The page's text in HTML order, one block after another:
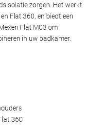
zorgen. Het werkt
Flat 360, en biedt een
Flat M03 om
in uw badkamer.
360